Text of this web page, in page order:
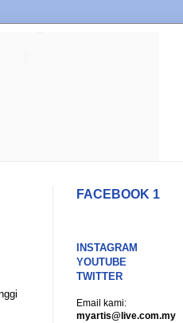
FACEBOOK 1
INSTAGRAM
YOUTUBE
TWITTER
Email kami:
myartis@live.com.my